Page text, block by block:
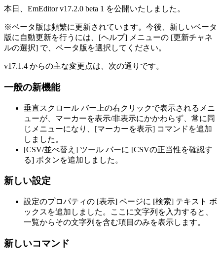
本日、EmEditor v17.2.0 beta 1 を公開いたしました。
※ベータ版は頻繁に更新されています。今後、新しいベータ
版に自動更新を行うには、[ヘルプ] メニューの [更新チャネ
ルの選択] で、ベータ版を選択してください。
v17.1.4 からの主な変更点は、次の通りです。
一般の新機能
垂直スクロール バー上の右クリックで表示されるメニ
ューが、マーカーを表示/非表示にかかわらず、常に同
じメニューになり、[マーカーを表示] コマンドを追加
しました。
[CSV/並べ替え] ツール バーに [CSVの正当性を確認す
る] ボタンを追加しました。
新しい設定
設定のプロパティの [表示] ページに [検索] テキスト ボ
ックスを追加しました。ここに文字列を入力すると、
一覧からその文字列を含む項目のみを表示します。
新しいコマンド